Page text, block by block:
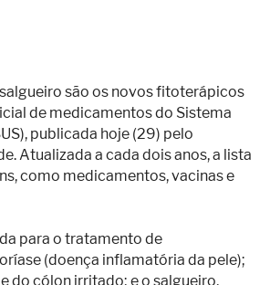
são os novos fitoterápicos
de medicamentos do Sistema
publicada hoje (29) pelo
Atualizada a cada dois anos, a lista
como medicamentos, vacinas e
para o tratamento de
(doença inflamatória da pele);
do cólon irritado; e o salgueiro,